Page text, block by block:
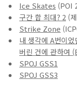
Ice Skates (POI
구간 합 최대? 2 (
Strike Zone
내 생각에 A번이
버린 건에 관하여
SPOJ GSS1
SPOJ GSS3